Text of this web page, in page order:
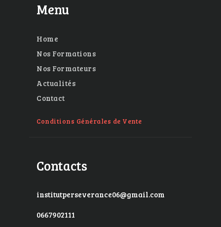
Menu
Home
Nos Formations
Nos Formateurs
Actualités
Contact
Conditions Générales de Vente
Contacts
institutperseverance06@gmail.com
0667902111